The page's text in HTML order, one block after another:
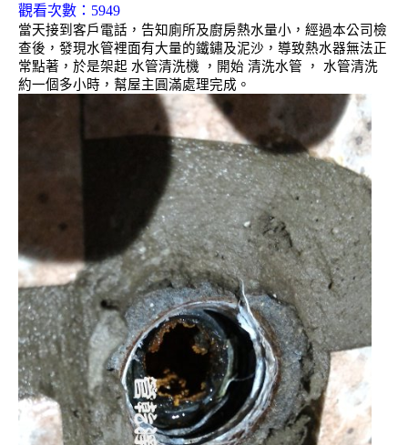
觀看次數：5949
當天接到客戶電話，告知廁所及廚房熱水量小，經過本公司檢
查後，發現水管裡面有大量的鐵鏽及泥沙，導致熱水器無法正
常點著，於是架起 水管清洗機 ，開始 清洗水管 ， 水管清洗
約一個多小時，幫屋主圓滿處理完成。